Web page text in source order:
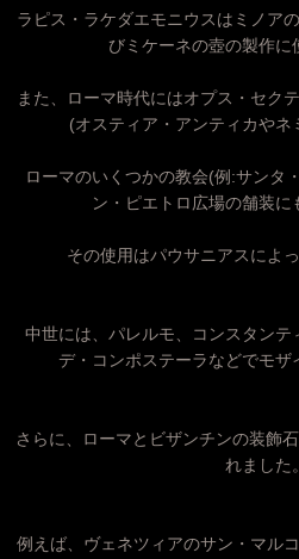
ラピス・ラケダエモニウスはミノア
びミケーネの壺の製作に
また、ローマ時代にはオプス・セク
(オスティア・アンティカやネ
ローマのいくつかの教会(例:サンタ
ン・ピエトロ広場の舗装に
その使用はパウサニアスによ
中世には、パレルモ、コンスタンテ
デ・コンポステーラなどでモザ
さらに、ローマとビザンチンの装飾
れました。
例えば、ヴェネツィアのサン・マル